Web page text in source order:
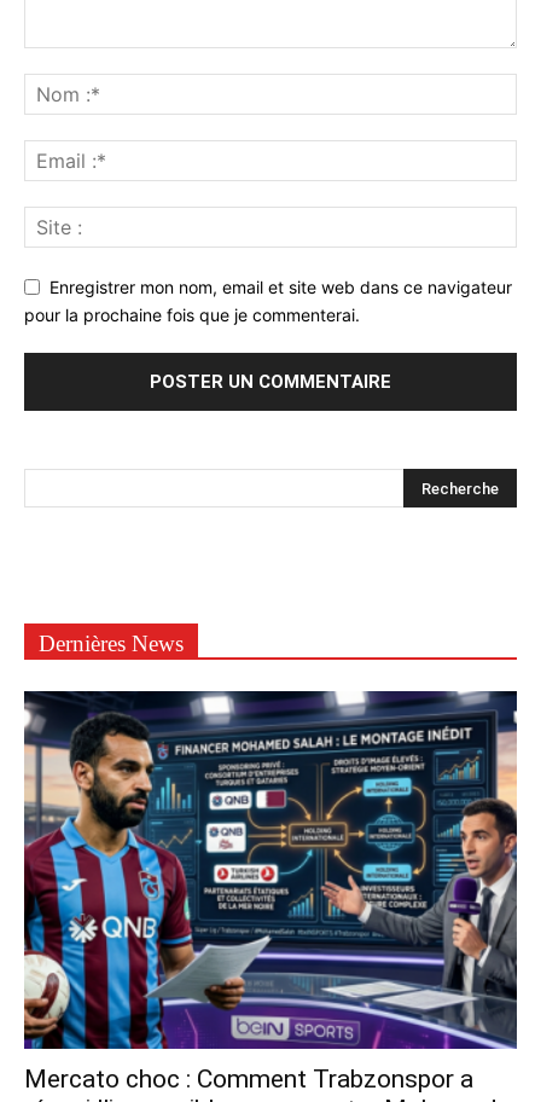
Enregistrer mon nom, email et site web dans ce navigateur
pour la prochaine fois que je commenterai.
Dernières News
Mercato choc : Comment Trabzonspor a